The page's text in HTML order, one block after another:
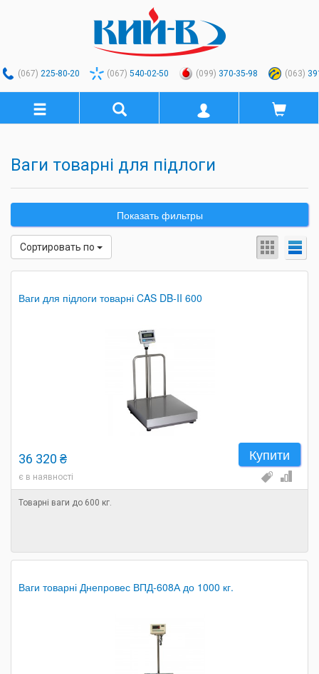
(067) 225-80-20 (067) 540-02-50 (099) 370-35-98 (063)
Показать фильтры
Сортировать по
Ваги для підлоги товарні CAS DB-II 600
Купити
36 320 ₴
є в наявності
Товарні ваги до 600 кг.
Ваги товарні Днепровес ВПД-608А до 1000 кг.
Ваги товарні для підлоги